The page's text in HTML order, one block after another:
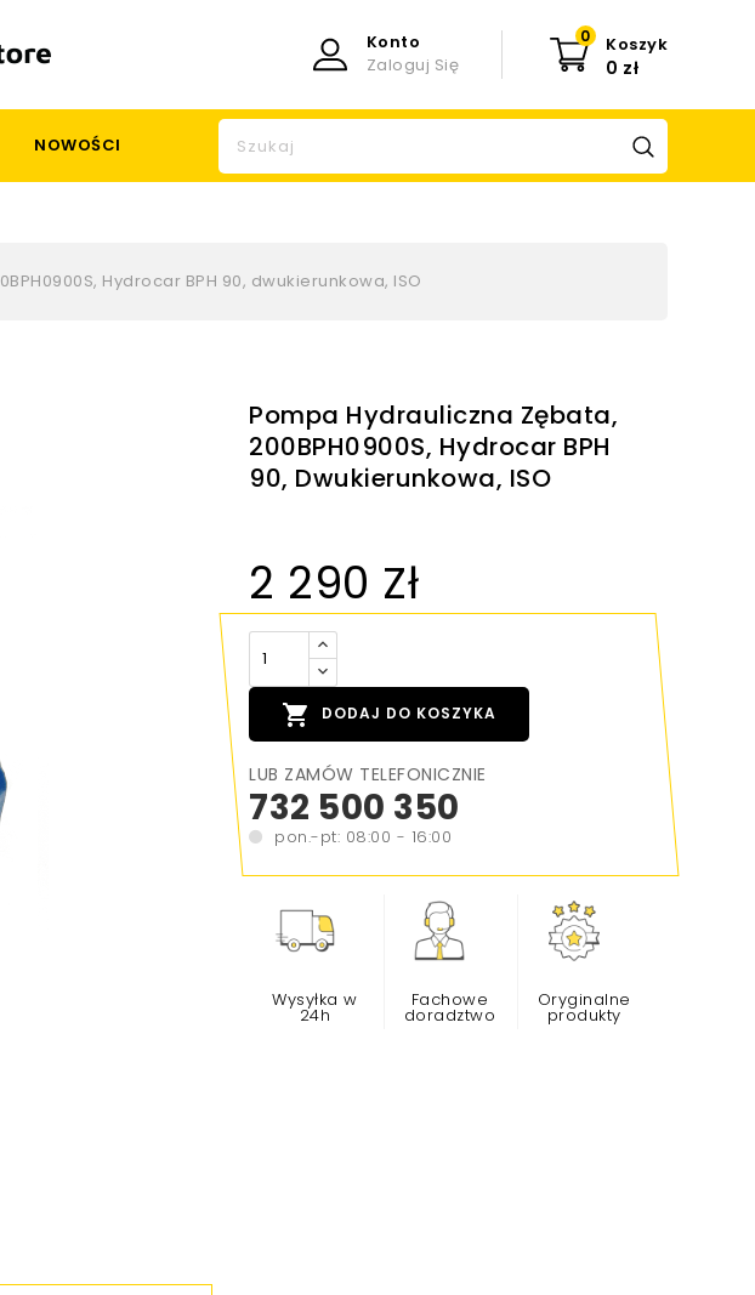
Koszyk
0
0 zł
Konto
Zaloguj Się
NOWOŚCI
Hydrocar BPH 90, dwukierunkowa, ISO
Pompa Hydrauliczna Zębata,
200BPH0900S, Hydrocar BPH
90, Dwukierunkowa, ISO
2 290 Zł
 DODAJ DO KOSZYKA
LUB ZAMÓW TELEFONICZNIE
732 500 350
pon.-pt: 08:00 - 16:00
Wysyłka w
24h
Fachowe
doradztwo
Oryginalne
produkty